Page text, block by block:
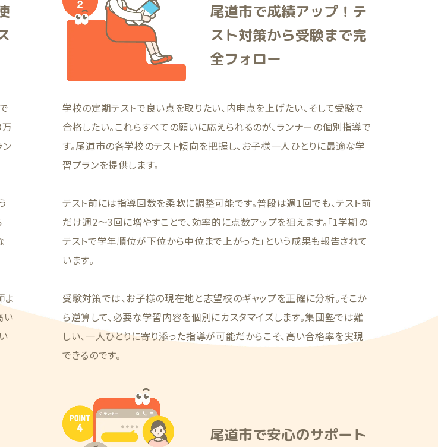
よ
い
尾道市で成績アップ！テ
スト対策から受験まで完
全フォロー
学校の定期テストで良い点を取りたい、内申点を上げたい、そして受験で
合格したい。これらすべての願いに応えられるのが、ランナーの個別指導で
す。尾道市の各学校のテスト傾向を把握し、お子様一人ひとりに最適な学
習プランを提供します。
テスト前には指導回数を柔軟に調整可能です。普段は週1回でも、テスト前
だけ週2〜3回に増やすことで、効率的に点数アップを狙えます。「1学期の
テストで学年順位が下位から中位まで上がった」という成果も報告されて
います。
受験対策では、お子様の現在地と志望校のギャップを正確に分析。そこか
ら逆算して、必要な学習内容を個別にカスタマイズします。集団塾では難
しい、一人ひとりに寄り添った指導が可能だからこそ、高い合格率を実現
できるのです。
尾道市で安心のサポート